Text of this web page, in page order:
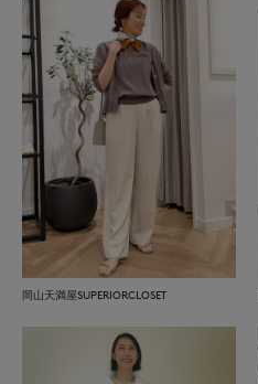
岡山天満屋SUPERIORCLOSET